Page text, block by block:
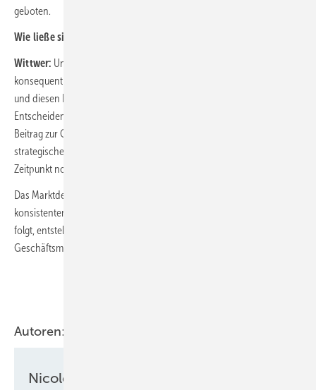
geboten.
Wie ließe sich dieses Spannungsfeld auflösen?
Wittwer: Unser Ansatz am Fraunhofer ISE ist klar: Wir müssen
konsequent entlang der volkswirtschaftlichen Gesamtkosten planen
und diesen Rahmen als Leitbild für Regulierung und Politik nutzen.
Entscheidend sind belastbare Mengengerüste und der nachweisliche
Beitrag zur CO₂-Minderung. Darauf aufbauend braucht es eine
strategische Entscheidung, welche Technologien zu welchem
Zeitpunkt notwendig sind – ohne sie gegeneinander auszuspielen.
Das Marktdesign ist ohne Zweifel anspruchsvoll. Aber mit einem
konsistenten Strategie- und Entwicklungsplan, dem man konsequent
folgt, entstehen für alle Flexibilitätsanbieter tragfähige
Geschäftsmodelle. In dieser Hinsicht bin ich optimistisch.
Autoren:
Nicole Weinhold